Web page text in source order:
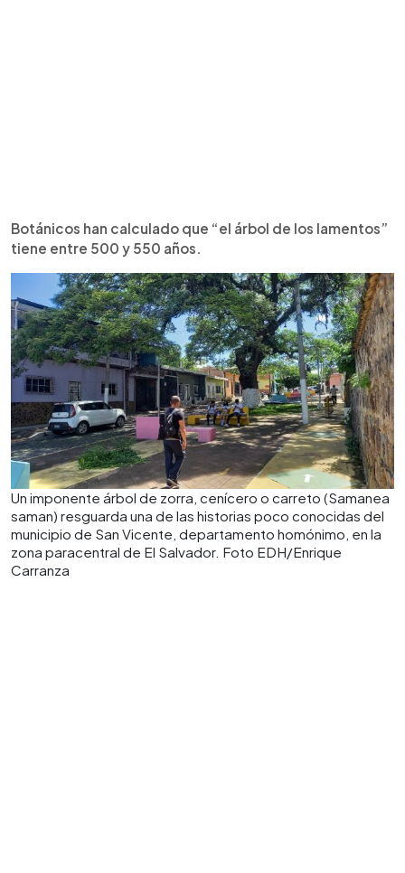
Botánicos han calculado que “el árbol de los lamentos”
tiene entre 500 y 550 años.
Un imponente árbol de zorra, cenícero o carreto (Samanea
saman) resguarda una de las historias poco conocidas del
municipio de San Vicente, departamento homónimo, en la
zona paracentral de El Salvador. Foto EDH/Enrique
Carranza